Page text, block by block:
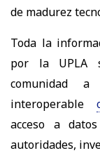
de madurez
Toda la
por la UPLA
comunidad
interoperable
acceso a
autoridades,